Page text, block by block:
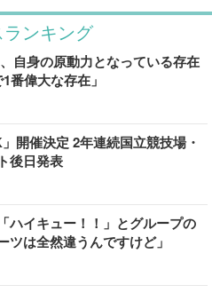
ランキング
自身の原動力となっている存在
番偉大な存在」
開催決定 2年連続国立競技場・
後日発表
ハイキュー！！」とグループの
ツは全然違うんですけど」